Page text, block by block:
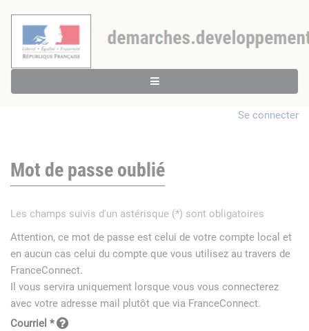
Se connecter
Mot de passe oublié
Les champs suivis d'un astérisque (*) sont obligatoires
Attention, ce mot de passe est celui de votre compte local et
en aucun cas celui du compte que vous utilisez au travers de
FranceConnect.
Il vous servira uniquement lorsque vous vous connecterez
avec votre adresse mail plutôt que via FranceConnect.
Courriel *